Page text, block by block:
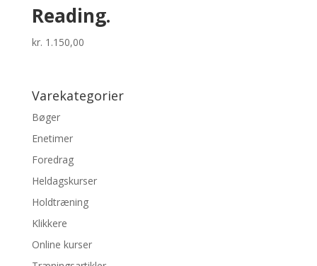
Reading.
kr. 1.150,00
Varekategorier
Bøger
Enetimer
Foredrag
Heldagskurser
Holdtræning
Klikkere
Online kurser